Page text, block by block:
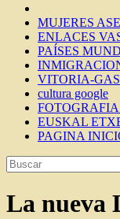
MUJERES
ENLACES
PAÍSES
VITORIA-
cultura google
EUSKAL
PAGINA
La nueva